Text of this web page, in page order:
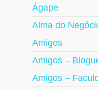
Ágape
Alma do
Amigos
Amigos –
Amigos –